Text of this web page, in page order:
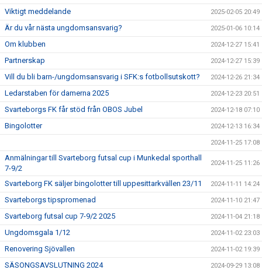
Viktigt meddelande 2025-02-05 20:49
Är du vår nästa ungdomsansvarig? 2025-01-06 10:14
Om klubben 2024-12-27 15:41
Partnerskap 2024-12-27 15:39
Vill du bli barn-/ungdomsansvarig i SFK:s fotbollsutskott? 2024-12-26 21:34
Ledarstaben för damerna 2025 2024-12-23 20:51
Svarteborgs FK får stöd från OBOS Jubel 2024-12-18 07:10
Bingolotter 2024-12-13 16:34
2024-11-25 17:08
Anmälningar till Svarteborg futsal cup i Munkedal sporthall
7-9/2
2024-11-25 11:26
Svarteborg FK säljer bingolotter till uppesittarkvällen 23/11 2024-11-11 14:24
Svarteborgs tipspromenad 2024-11-10 21:47
Svarteborg futsal cup 7-9/2 2025 2024-11-04 21:18
Ungdomsgala 1/12 2024-11-02 23:03
Renovering Sjövallen 2024-11-02 19:39
SÄSONGSAVSLUTNING 2024 2024-09-29 13:08